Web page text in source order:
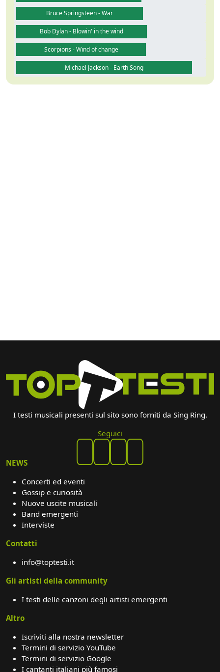
Bruce Springsteen - War
Bob Dylan - Blowin' in the wind
Scorpions - Wind of change
Michael Jackson - Earth Song
I testi musicali presenti sul sito sono forniti da Sing Ring.
Seguici
NEWS
Concerti ed eventi
Gossip e curiosità
Nuove uscite musicali
Band emergenti
Interviste
Contatti
info@toptesti.it
Gli artisti della community
I testi delle canzoni degli artisti emergenti
Altro
Iscriviti alla nostra newsletter
Termini di servizio YouTube
Termini di servizio Google
I cantanti italiani più famosi